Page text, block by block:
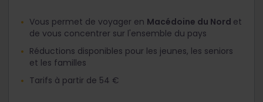
Vous permet de voyager en Macédoine du Nord et
de vous concentrer sur l'ensemble du pays
Réductions disponibles pour les jeunes, les seniors
et les familles
Tarifs à partir de 54 €